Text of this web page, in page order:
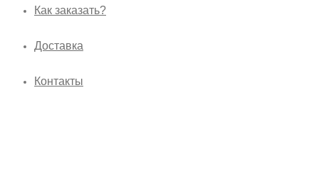
Как заказать?
Доставка
Контакты